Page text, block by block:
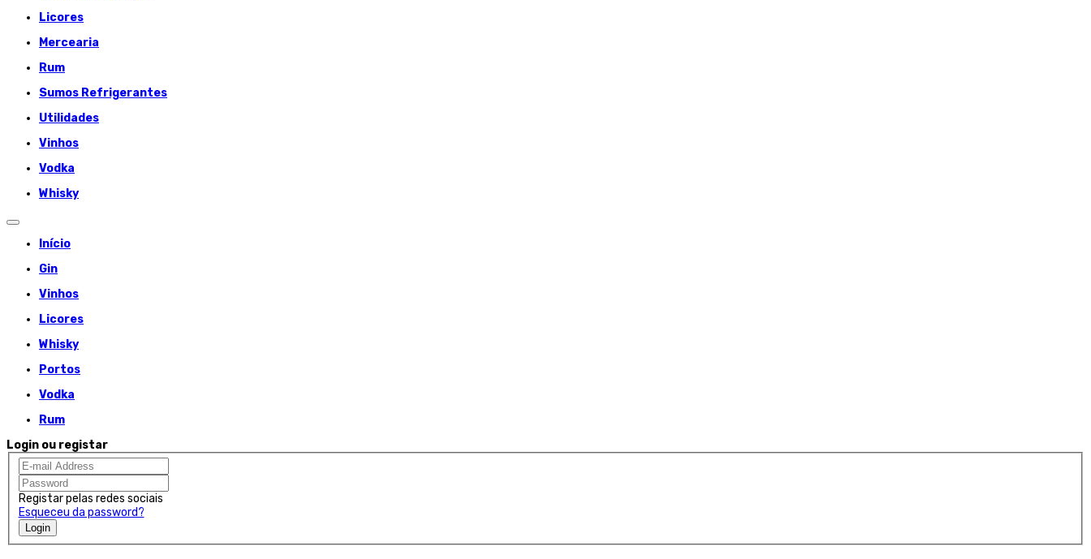
Licores
Mercearia
Rum
Sumos Refrigerantes
Utilidades
Vinhos
Vodka
Whisky
Início
Gin
Vinhos
Licores
Whisky
Portos
Vodka
Rum
Login ou registar
Registar pelas redes sociais
Esqueceu da password?
Login